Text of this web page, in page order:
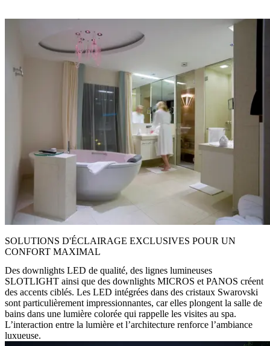
SOLUTIONS D'ÉCLAIRAGE EXCLUSIVES POUR UN
CONFORT MAXIMAL
Des downlights LED de qualité, des lignes lumineuses
SLOTLIGHT ainsi que des downlights MICROS et PANOS créent
des accents ciblés. Les LED intégrées dans des cristaux Swarovski
sont particulièrement impressionnantes, car elles plongent la salle de
bains dans une lumière colorée qui rappelle les visites au spa.
L’interaction entre la lumière et l’architecture renforce l’ambiance
luxueuse.